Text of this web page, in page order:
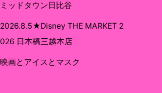
ミッドタウン日比谷
2026.8.5★Disney THE MARKET 2
026 日本橋三越本店
映画とアイスとマスク